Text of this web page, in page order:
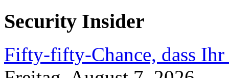
Security Insider
Fifty-fifty-Chance, dass